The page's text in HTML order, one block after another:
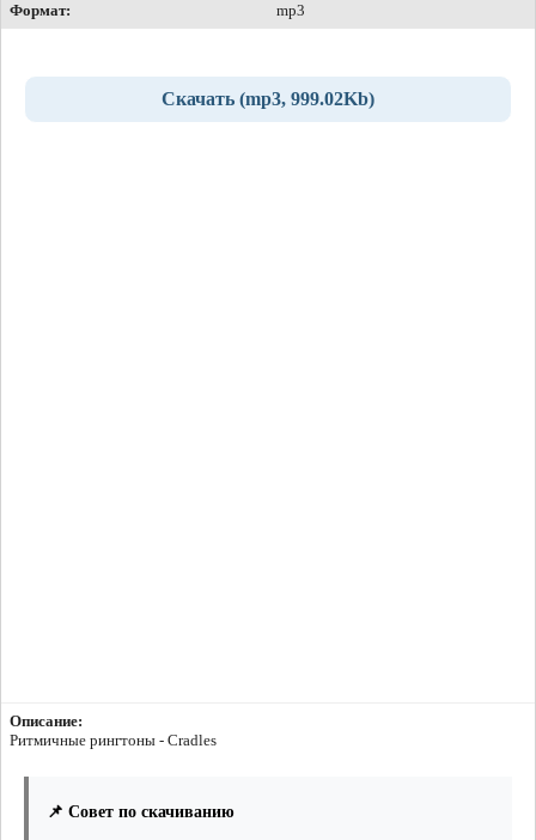
Формат:
mp3
Скачать (mp3, 999.02Kb)
Описание:
Ритмичные рингтоны - Cradles
📌 Совет по скачиванию